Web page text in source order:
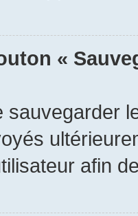
«
sauvegarder
afin